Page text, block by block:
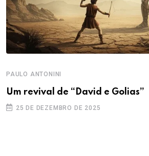
PAULO ANTONINI
Um revival de “David e Golias”
25 DE DEZEMBRO DE 2025